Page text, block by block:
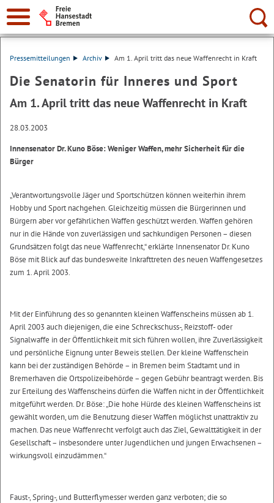
Suche:
Pressemitteilungen Archiv Am 1. April tritt das neue Waffenrecht in Kraft
Die Senatorin für Inneres und Sport
Am 1. April tritt das neue Waffenrecht in Kraft
28.03.2003
Innensenator Dr. Kuno Böse: Weniger Waffen, mehr Sicherheit für die
Bürger
„Verantwortungsvolle Jäger und Sportschützen können weiterhin ihrem
Hobby und Sport nachgehen. Gleichzeitig müssen die Bürgerinnen und
Bürgern aber vor gefährlichen Waffen geschützt werden. Waffen gehören
nur in die Hände von zuverlässigen und sachkundigen Personen – diesen
Grundsätzen folgt das neue Waffenrecht,“ erklärte Innensenator Dr. Kuno
Böse mit Blick auf das bundesweite Inkrafttreten des neuen Waffengesetzes
zum 1. April 2003.
Mit der Einführung des so genannten kleinen Waffenscheins müssen ab 1.
April 2003 auch diejenigen, die eine Schreckschuss-, Reizstoff- oder
Signalwaffe in der Öffentlichkeit mit sich führen wollen, ihre Zuverlässigkeit
und persönliche Eignung unter Beweis stellen. Der kleine Waffenschein
kann bei der zuständigen Behörde – in Bremen beim Stadtamt und in
Bremerhaven die Ortspolizeibehörde – gegen Gebühr beantragt werden. Bis
zur Erteilung des Waffenscheins dürfen die Waffen nicht in der Öffentlichkeit
mitgeführt werden. Dr. Böse: „Die hohe Hürde des kleinen Waffenscheins ist
gewählt worden, um die Benutzung dieser Waffen möglichst unattraktiv zu
machen. Das neue Waffenrecht verfolgt auch das Ziel, Gewalttätigkeit in der
Gesellschaft – insbesondere unter Jugendlichen und jungen Erwachsenen –
wirkungsvoll einzudämmen.“
Faust-, Spring-, und Butterflymesser werden ganz verboten; die so